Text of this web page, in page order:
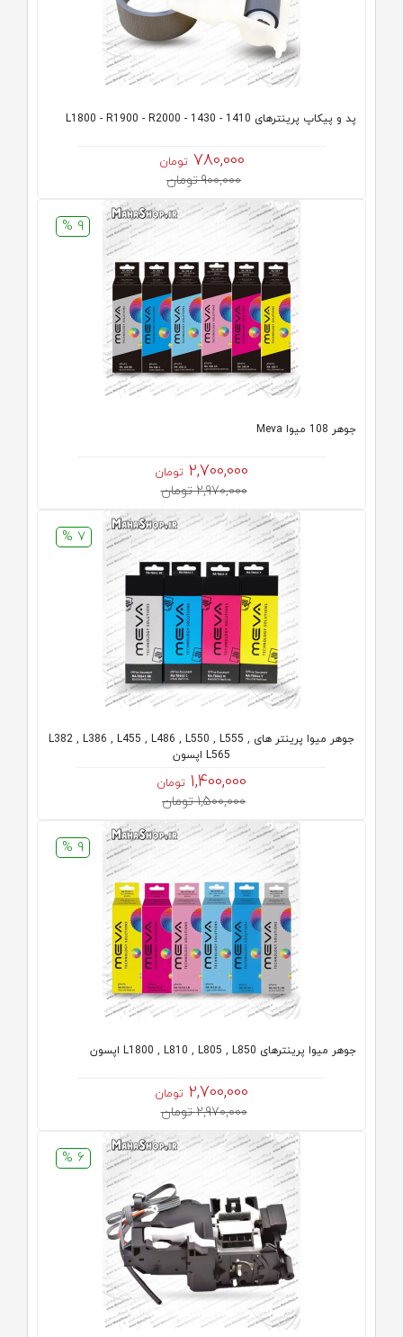
پد و پیکاپ پرینترهای 1410 - 1430 - L1800 - R1900 - R2000
780,000 تومان
900,000 تومان
9 %
جوهر 108 میوا Meva
2,700,000 تومان
2,970,000 تومان
7 %
جوهر میوا پرینتر های L382 , L386 , L455 , L486 , L550 , L555 ,
L565 اپسون
1,400,000 تومان
1,500,000 تومان
9 %
جوهر میوا پرینترهای L1800 , L810 , L805 , L850 اپسون
2,700,000 تومان
2,970,000 تومان
6 %